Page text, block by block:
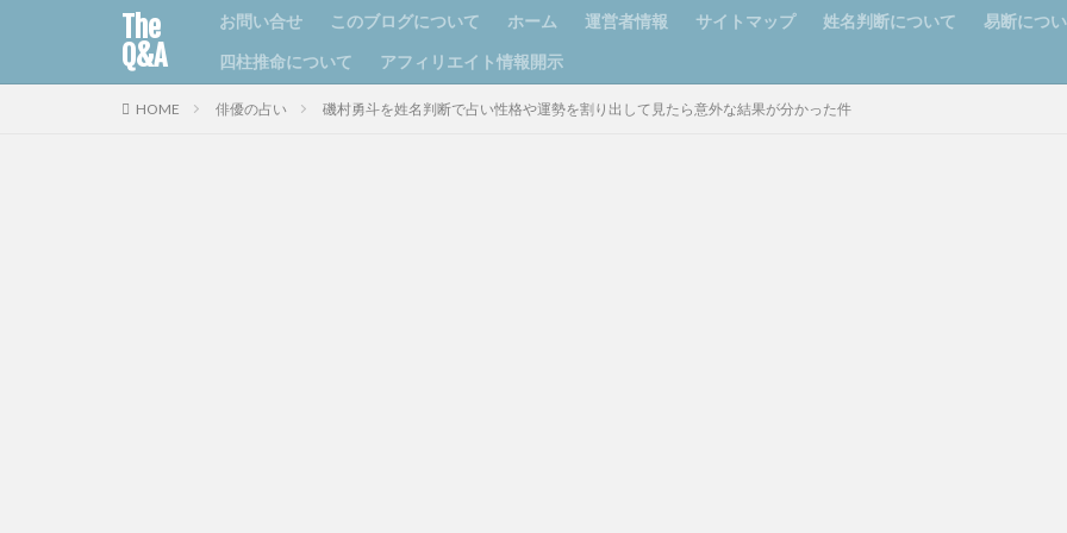
The
Q&A
お問い合せ このブログについて ホーム 運営者情報 サイトマップ 姓名判断について 易断につ
四柱推命について
アフィリエイト情報開示
HOME 俳優の占い 磯村勇斗を姓名判断で占い性格や運勢を割り出して見たら意外な結果が分かった件